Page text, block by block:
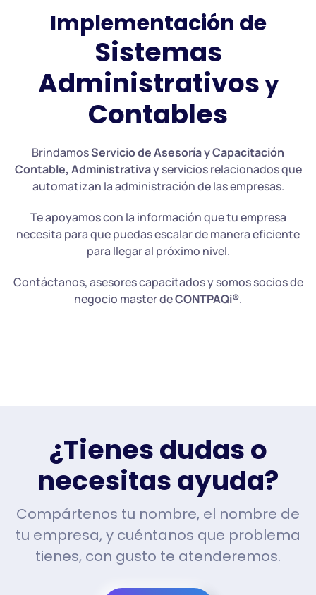
Implementación de
Sistemas
Administrativos y
Contables
BrindamosServicio de Asesoría y Capacitación
Contable, Administrativay servicios relacionados que
automatizan la administración de las empresas.
Te apoyamos con la información que tu empresa
necesita para que puedas escalar de manera eficiente
para llegar al próximo nivel.
Contáctanos, asesores capacitados y somos socios de
negocio master deCONTPAQi®.
¿Tienes dudas o
necesitas ayuda?
Compártenos tu nombre, el nombre de
tu empresa, y cuéntanos que problema
tienes, con gusto te atenderemos.